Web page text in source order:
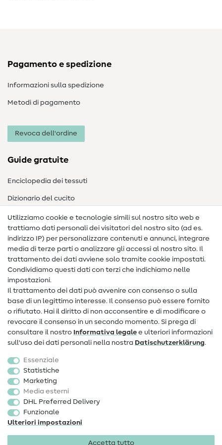
Pagamento e spedizione
Informazioni sulla spedizione
Metodi di pagamento
Revoca dell'ordine
Guide gratuite
Enciclopedia dei tessuti
Dizionario del cucito
Nähanleitungen
Assistenza e contatto
Contatto
Informazioni sul nuovo proprietario
FAQ
Diritto di recesso
Popolare
Accessori cucito
Sale
Utilizziamo cookie e tecnologie simili sul nostro sito web e
trattiamo dati personali dei visitatori del nostro sito (ad es.
indirizzo IP) per personalizzare contenuti e annunci, integrare
media di terze parti o analizzare gli accessi al nostro sito. Il
trattamento dei dati avviene solo tramite cookie impostati.
Condividiamo questi dati con terzi che indichiamo nelle
impostazioni.
Il trattamento dei dati può avvenire con consenso o sulla
base di un legittimo interesse. Il consenso può essere fornito
o rifiutato. Hai il diritto di non acconsentire e di modificare o
revocare il consenso in un secondo momento. Si prega di
consultare il nostro Informativa legale e ulteriori informazioni
sull'uso dei dati personali nella nostra Dati­schutz­erklärung.
Essenziale
Statistiche
Marketing
Media esterni
DHL Preferred Delivery
Funzionale
Ulteriori impostazioni
Accetta tutto